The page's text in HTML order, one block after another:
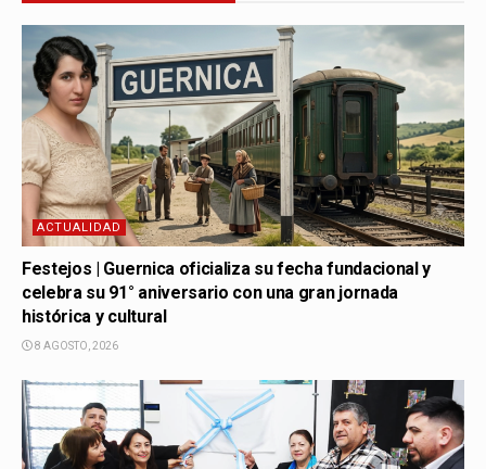
ACTUALIDAD
Festejos | Guernica oficializa su fecha fundacional y
celebra su 91° aniversario con una gran jornada
histórica y cultural
8 AGOSTO, 2026